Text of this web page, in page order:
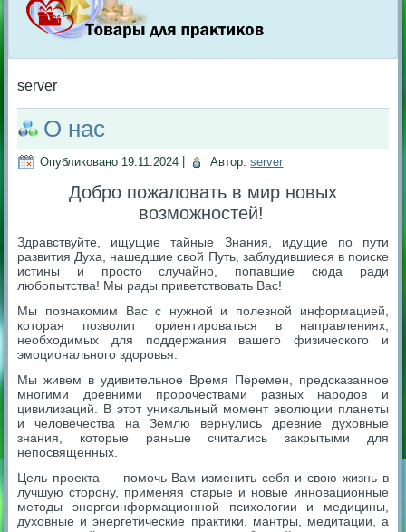
server
О нас
Опубликовано 19.11.2024 Автор: server
Добро пожаловать в мир новых
возможностей!
Здравствуйте, ищущие тайные Знания, идущие по пути
развития Духа, нашедшие свой Путь, заблудившиеся в поиске
истины и просто случайно, попавшие сюда ради
любопытства! Мы рады приветствовать Вас!
Мы познакомим Вас с нужной и полезной информацией,
которая позволит ориентироваться в направлениях,
необходимых для поддержания вашего физического и
эмоционального здоровья.
Мы живем в удивительное Время Перемен, предсказанное
многими древними пророчествами разных народов и
цивилизаций. В этот уникальный момент эволюции планеты
и человечества на Землю вернулись древние духовные
знания, которые раньше считались закрытыми для
непосвященных.
Цель проекта — помочь Вам изменить себя и свою жизнь в
лучшую сторону, применяя старые и новые инновационные
методы энергоинформационной психологии и медицины,
духовные и энергетические практики, мантры, медитации, а